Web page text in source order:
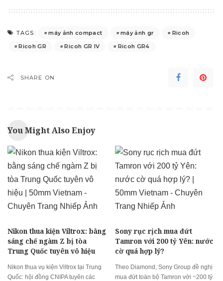
TAGS: máy ảnh compact máy ảnh gr
Ricoh
Ricoh GR
Ricoh GR IV Ricoh GR4
SHARE ON
You Might Also Enjoy
Nikon thua kiện Viltrox: bằng
sáng chế ngàm Z bị tòa
Trung Quốc tuyên vô hiệu
Nikon thua vụ kiện Viltrox tại Trung
Quốc: hội đồng CNIPA tuyên các
Sony rục rịch mua đứt
Tamron với 200 tỷ Yên: nước
cờ quá hợp lý?
Theo Diamond, Sony Group đề nghị
mua đứt toàn bộ Tamron với ~200 tỷ